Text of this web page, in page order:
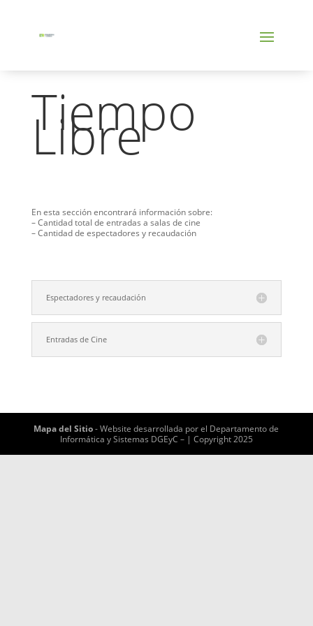
Tiempo
Libre
En esta sección encontrará información sobre:
– Cantidad total de entradas a salas de cine
– Cantidad de espectadores y recaudación
Espectadores y recaudación
Entradas de Cine
Mapa del Sitio- Website desarrollada por el Departamento de
Informática y Sistemas DGEyC – | Copyright 2025